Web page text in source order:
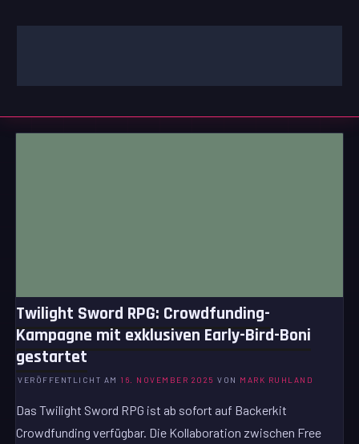
Inhalt
Twilight Sword RPG: Crowdfunding-
Kampagne mit exklusiven Early-Bird-Boni
gestartet
VERÖFFENTLICHT AM 16. NOVEMBER 2025 VON MARK RUHLAND
Das Twilight Sword RPG ist ab sofort auf Backerkit
Crowdfunding verfügbar. Die Kollaboration zwischen Free